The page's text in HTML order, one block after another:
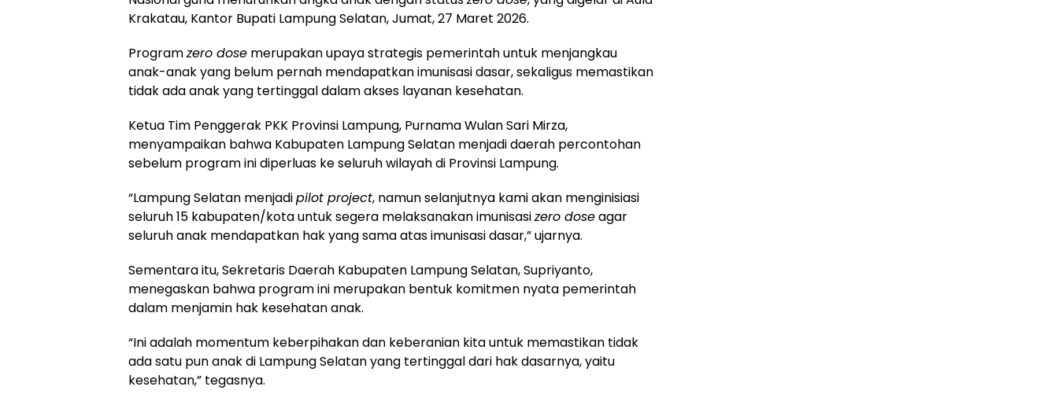
Krakatau, Kantor Bupati Lampung Selatan, Jumat, 27 Maret 2026.
Programzero dose merupakan upaya strategis pemerintah untuk menjangkau
anak-anak yang belum pernah mendapatkan imunisasi dasar, sekaligus memastikan
tidak ada anak yang tertinggal dalam akses layanan kesehatan.
Ketua Tim Penggerak PKK Provinsi Lampung, Purnama Wulan Sari Mirza,
menyampaikan bahwa Kabupaten Lampung Selatan menjadi daerah percontohan
sebelum program ini diperluas ke seluruh wilayah di Provinsi Lampung.
“Lampung Selatan menjadipilot project, namun selanjutnya kami akan menginisiasi
seluruh 15 kabupaten/kota untuk segera melaksanakan imunisasizero doseagar
seluruh anak mendapatkan hak yang sama atas imunisasi dasar,” ujarnya.
Sementara itu, Sekretaris Daerah Kabupaten Lampung Selatan, Supriyanto,
menegaskan bahwa program ini merupakan bentuk komitmen nyata pemerintah
dalam menjamin hak kesehatan anak.
“Ini adalah momentum keberpihakan dan keberanian kita untuk memastikan tidak
ada satu pun anak di Lampung Selatan yang tertinggal dari hak dasarnya, yaitu
kesehatan,” tegasnya.